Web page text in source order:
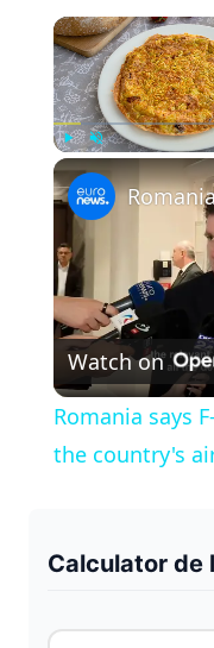
Watch on
Romania says
the country's
Calculator de